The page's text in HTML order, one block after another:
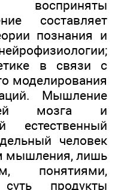
восприняты
составляет
познания и
в связи с
моделирования
Мышление
мозга и
естественный
человек
мышления, лишь
понятиями,
продукты